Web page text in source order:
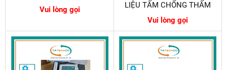
Vui lòng gọi
LIỆU TẤM CHỐNG THẤM
Vui lòng gọi